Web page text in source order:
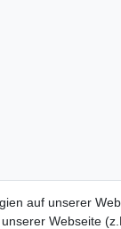
auf unserer
Webseite